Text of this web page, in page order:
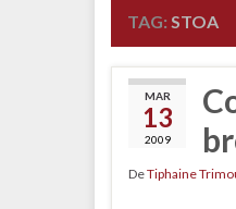
TAG: STOA
MAR
13
2009
DeTiphaine